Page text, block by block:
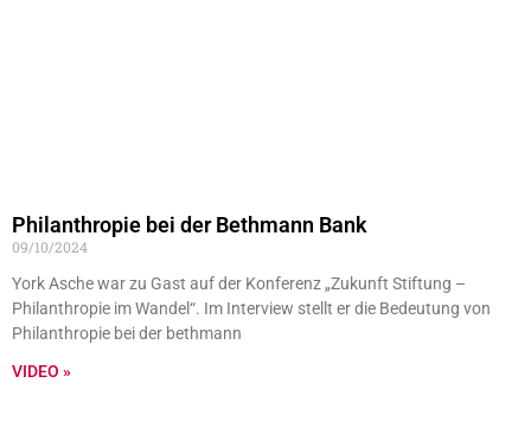
Philanthropie bei der Bethmann Bank
09/10/2024
York Asche war zu Gast auf der Konferenz „Zukunft Stiftung –
Philanthropie im Wandel“. Im Interview stellt er die Bedeutung von
Philanthropie bei der bethmann
VIDEO »